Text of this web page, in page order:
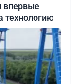
впервые
технологию